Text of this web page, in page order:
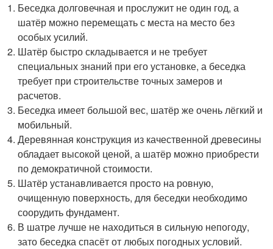
Беседка долговечная и прослужит не один год, а
шатёр можно перемещать с места на место без
особых усилий.
Шатёр быстро складывается и не требует
специальных знаний при его установке, а беседка
требует при строительстве точных замеров и
расчетов.
Беседка имеет большой вес, шатёр же очень лёгкий и
мобильный.
Деревянная конструкция из качественной древесины
обладает высокой ценой, а шатёр можно приобрести
по демократичной стоимости.
Шатёр устанавливается просто на ровную,
очищенную поверхность, для беседки необходимо
соорудить фундамент.
В шатре лучше не находиться в сильную непогоду,
зато беседка спасёт от любых погодных условий.